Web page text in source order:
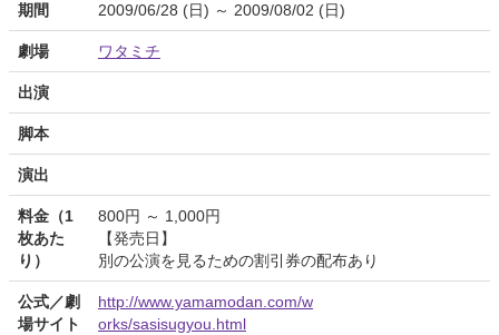
期間 2009/06/28 (日) ～ 2009/08/02 (日)
劇場 ワタミチ
出演
脚本
演出
料金（1
枚あた
り）
800円 ～ 1,000円
【発売日】
別の公演を見るための割引券の配布あり
公式／劇
場サイト
http://www.yamamodan.com/w
orks/sasisugyou.html